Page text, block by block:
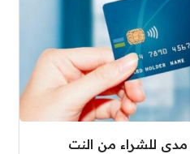
للشراء من النت